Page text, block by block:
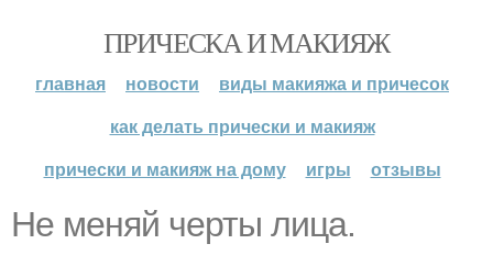
ПРИЧЕСКА И МАКИЯЖ
главная новости
виды макияжа и причесок
как делать прически и макияж
прически и макияж на дому
игры отзывы
Не меняй черты лица.